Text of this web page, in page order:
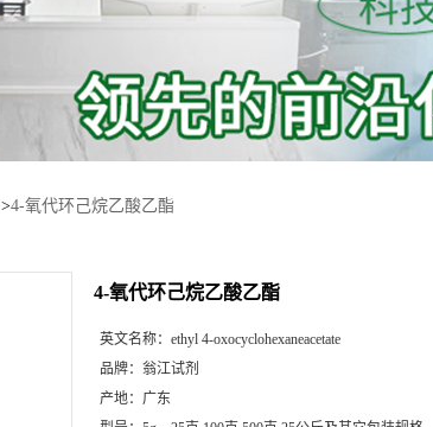
>4-氧代环己烷乙酸乙酯
4-氧代环己烷乙酸乙酯
英文名称： ethyl 4-oxocyclohexaneacetate
品牌： 翁江试剂
产地： 广东